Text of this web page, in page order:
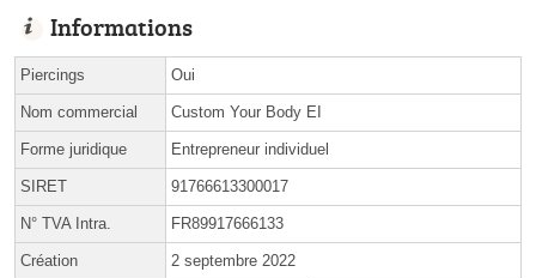
Informations
Piercings Oui
Nom commercial Custom Your Body EI
Forme juridique Entrepreneur individuel
SIRET 91766613300017
N° TVA Intra. FR89917666133
Création 2 septembre 2022